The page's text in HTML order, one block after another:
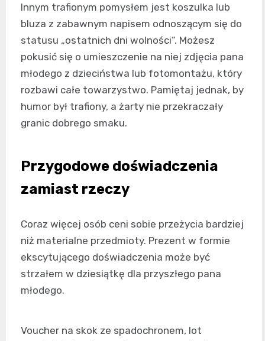
Innym trafionym pomysłem jest koszulka lub
bluza z zabawnym napisem odnoszącym się do
statusu „ostatnich dni wolności”. Możesz
pokusić się o umieszczenie na niej zdjęcia pana
młodego z dzieciństwa lub fotomontażu, który
rozbawi całe towarzystwo. Pamiętaj jednak, by
humor był trafiony, a żarty nie przekraczały
granic dobrego smaku.
Przygodowe doświadczenia
zamiast rzeczy
Coraz więcej osób ceni sobie przeżycia bardziej
niż materialne przedmioty. Prezent w formie
ekscytującego doświadczenia może być
strzałem w dziesiątkę dla przyszłego pana
młodego.
Voucher na skok ze spadochronem, lot